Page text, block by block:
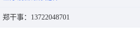
郑干事：13722048701